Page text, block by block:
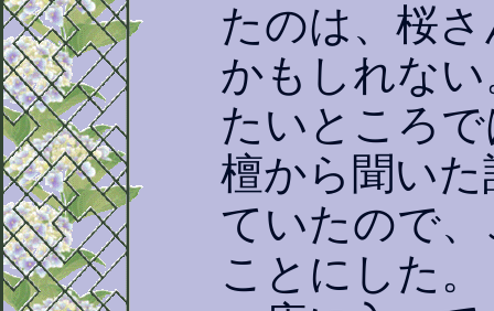
たのは、桜
かもしれな
たいところ
檀から聞い
ていたので
ことにした。